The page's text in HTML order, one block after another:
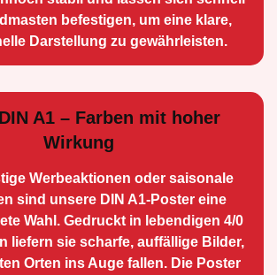
befestigen, um eine klare,
Darstellung zu gewährleisten.
A1 – Farben mit hoher
Wirkung
Werbe­aktionen oder saisonale
sind unsere DIN A1-Poster eine
Wahl. Gedruckt in lebendigen 4/0
liefern sie scharfe, auffällige Bilder,
Orten ins Auge fallen. Die Poster